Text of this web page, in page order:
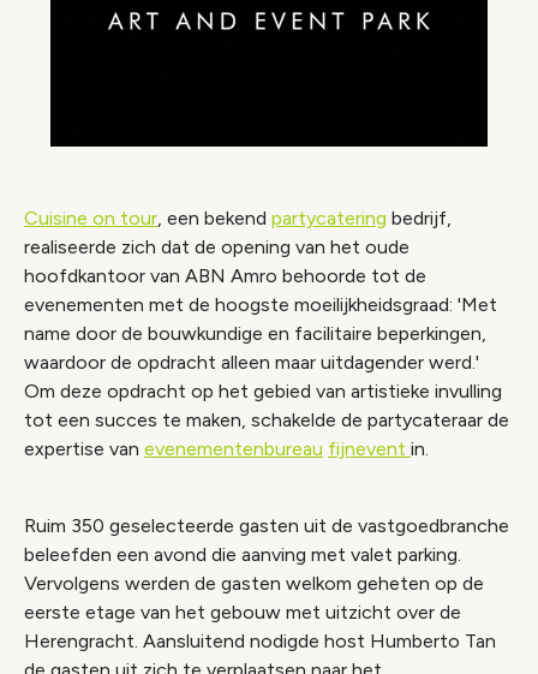
Cuisine on tour, een bekend partycatering bedrijf,
realiseerde zich dat de opening van het oude
hoofdkantoor van ABN Amro behoorde tot de
evenementen met de hoogste moeilijkheidsgraad: 'Met
name door de bouwkundige en facilitaire beperkingen,
waardoor de opdracht alleen maar uitdagender werd.'
Om deze opdracht op het gebied van artistieke invulling
tot een succes te maken, schakelde de partycateraar de
expertise van evenementenbureau fijnevent in.
Ruim 350 geselecteerde gasten uit de vastgoedbranche
beleefden een avond die aanving met valet parking.
Vervolgens werden de gasten welkom geheten op de
eerste etage van het gebouw met uitzicht over de
Herengracht. Aansluitend nodigde host Humberto Tan